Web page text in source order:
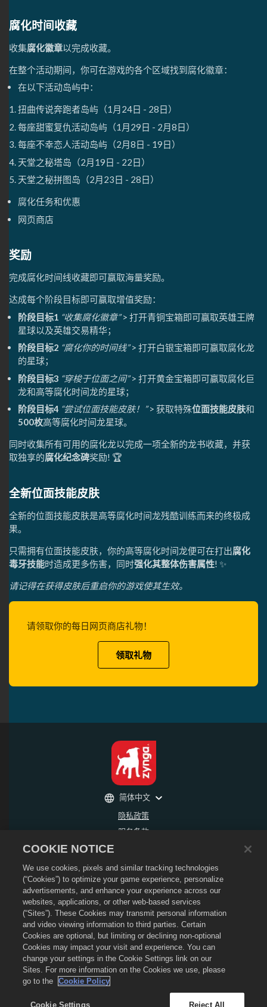
腐化时间收藏
收集腐化徽章以完成收藏。
在整个活动期间，你可在游戏的各个区域找到腐化徽章：
在以下活动岛屿中：
扭曲传说奔跑者岛屿（1月24日 - 28日）
每座甜蜜复仇活动岛屿（1月29日 - 2月8日）
每座不幸恋人活动岛屿（2月8日 - 19日）
天堂之秘塔岛（2月19日 - 22日）
天堂之秘拼图岛（2月23日 - 28日）
腐化任务和优惠
网页商店
奖励
完成腐化时间线收藏即可赢取海量奖励。
达成每个阶段目标即可赢取增值奖励：
阶段目标1 “收集腐化徽章”> 打开青铜宝箱即可赢取英雄王牌
星球以及英雄交易精华；
阶段目标2 “腐化你的时间线”> 打开白银宝箱即可赢取腐化龙
的星球；
阶段目标3 “穿梭于位面之间”> 打开黄金宝箱即可赢取腐化巨
龙和高等腐化时间龙的星球；
阶段目标4 “尝试位面技能皮肤！”> 获取特殊位面技能皮肤和
500枚高等腐化时间龙星球。
同时收集所有可用的腐化龙以完成一项全新的龙书收藏，并获
取独享的腐化纪念碑奖励! 🏆
全新位面技能皮肤
全新的位面技能皮肤是高等腐化时间龙残酷训练而来的终极成
果。
只需拥有位面技能皮肤，你的高等腐化时间龙便可在打出腐化
毒牙技能时造成更多伤害，同时强化其整体伤害属性! ✨
请记得在获得皮肤后重启你的游戏使其生效。
请领取你的每日网页商店礼物！
领取礼物
隐私政策
服务条款
不得出售或分享我的个人信息
退款政策
Cookie政策
商店支持
游戏支持
Cookie设置
2026Social Point S.L. 龙城和龙城标识是Social Point S.L.所拥有的商标 保留所有权
利。 龙城商店是由Zynga, Inc.所运营的服务，其商品仅在龙城游戏内有效。 商品出售和
定价将按地区各有不同。
简体中文
COOKIE NOTICE
We use cookies, pixels and similar tracking technologies
(“Cookies”) to optimize your game experience, personalize
advertisements, and enhance your experience across our
websites, applications, or other web-based services
(“Sites”). These Cookies may transmit personal information
and video viewing information to third parties. Certain
Cookies are optional, but limiting or declining non-optional
Cookies may impact your visit and experience. You can
change your settings in the Cookie Settings link on our
Sites. For more information on the Cookies we use, please
go to the
Cookie Policy
Cookie Settings Reject All